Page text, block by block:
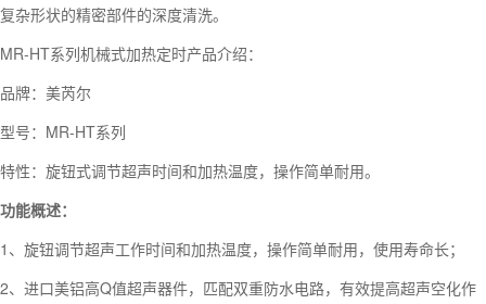
复杂形状的精密部件的深度清洗。
MR-HT系列机械式加热定时产品介绍：
品牌：美芮尔
型号：MR-HT系列
特性：旋钮式调节超声时间和加热温度，操作简单耐用。
功能概述：
1、旋钮调节超声工作时间和加热温度，操作简单耐用，使用寿命长；
2、进口美铝高Q值超声器件，匹配双重防水电路，有效提高超声空化作